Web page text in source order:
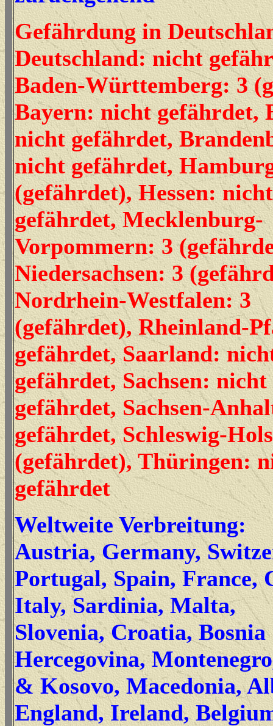
Gefährdung in
Deutschland: nicht
Baden-Württemberg: 3
Bayern: nicht gefährdet,
nicht gefährdet,
nicht gefährdet,
(gefährdet), Hessen: nicht
gefährdet, Mecklenburg-
Vorpommern: 3
Niedersachsen: 3
Nordrhein-Westfalen: 3
(gefährdet), Rheinland-
gefährdet, Saarland:
gefährdet, Sachsen: nicht
gefährdet, Sachsen-
gefährdet, Schleswig-
(gefährdet), Thüringen:
gefährdet
Weltweite Verbreitung:
Austria, Germany,
Portugal, Spain, France,
Italy, Sardinia, Malta,
Slovenia, Croatia,
Hercegovina,
& Kosovo, Macedonia,
England, Ireland,